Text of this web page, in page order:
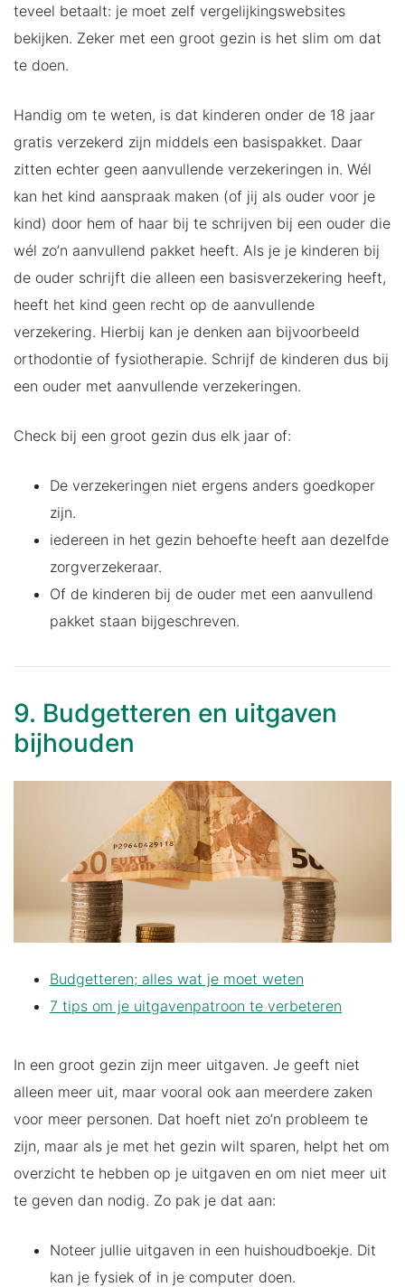
teveel betaalt: je moet zelf vergelijkingswebsites
bekijken. Zeker met een groot gezin is het slim om dat
te doen.
Handig om te weten, is dat kinderen onder de 18 jaar
gratis verzekerd zijn middels een basispakket. Daar
zitten echter geen aanvullende verzekeringen in. Wél
kan het kind aanspraak maken (of jij als ouder voor je
kind) door hem of haar bij te schrijven bij een ouder die
wél zo’n aanvullend pakket heeft. Als je je kinderen bij
de ouder schrijft die alleen een basisverzekering heeft,
heeft het kind geen recht op de aanvullende
verzekering. Hierbij kan je denken aan bijvoorbeeld
orthodontie of fysiotherapie. Schrijf de kinderen dus bij
een ouder met aanvullende verzekeringen.
Check bij een groot gezin dus elk jaar of:
De verzekeringen niet ergens anders goedkoper
zijn.
iedereen in het gezin behoefte heeft aan dezelfde
zorgverzekeraar.
Of de kinderen bij de ouder met een aanvullend
pakket staan bijgeschreven.
9. Budgetteren en uitgaven
bijhouden
Budgetteren; alles wat je moet weten
7 tips om je uitgavenpatroon te verbeteren
In een groot gezin zijn meer uitgaven. Je geeft niet
alleen meer uit, maar vooral ook aan meerdere zaken
voor meer personen. Dat hoeft niet zo’n probleem te
zijn, maar als je met het gezin wilt sparen, helpt het om
overzicht te hebben op je uitgaven en om niet meer uit
te geven dan nodig. Zo pak je dat aan:
Noteer jullie uitgaven in een huishoudboekje. Dit
kan je fysiek of in je computer doen.